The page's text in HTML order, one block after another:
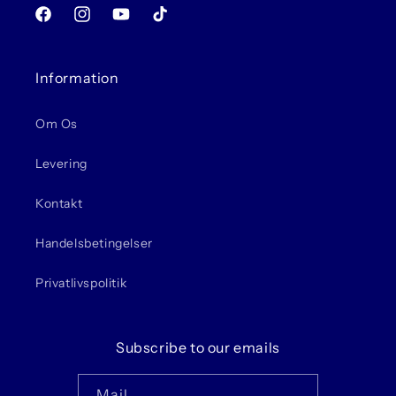
FacebookInstagramYouTubeTikTok
Information
Om Os
Levering
Kontakt
Handelsbetingelser
Privatlivspolitik
Subscribe to our emails